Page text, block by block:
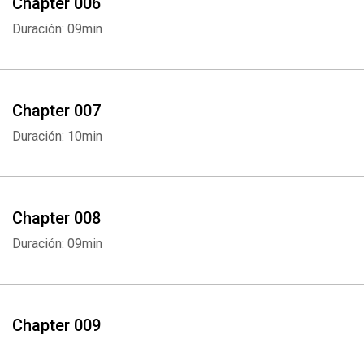
Duración: 09min
Chapter 007
Duración: 10min
Chapter 008
Duración: 09min
Chapter 009